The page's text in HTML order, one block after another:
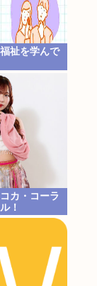
祉を学んで
カ・コーラ
！